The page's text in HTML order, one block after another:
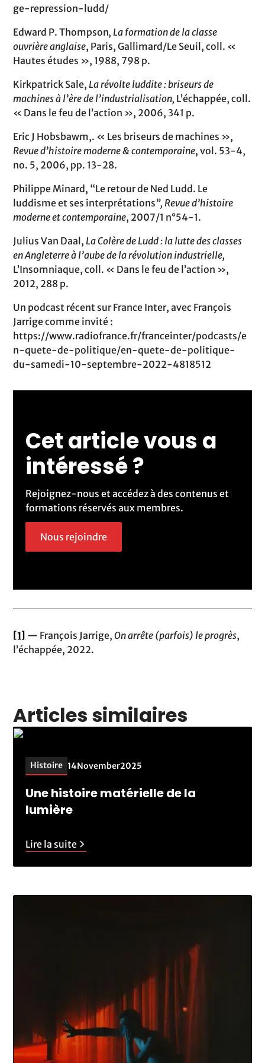
ge-repression-ludd/
Edward P. Thompson, La formation de la classe
ouvrière anglaise, Paris, Gallimard/Le Seuil, coll. «
Hautes études », 1988, 798 p.
Kirkpatrick Sale, La révolte luddite : briseurs de
machines à l’ère de l’industrialisation, L’échappée, coll.
« Dans le feu de l’action », 2006, 341 p.
Eric J Hobsbawm,. « Les briseurs de machines »,
Revue d’histoire moderne & contemporaine, vol. 53-4,
no. 5, 2006, pp. 13-28.
Philippe Minard, “Le retour de Ned Ludd. Le
luddisme et ses interprétations”, Revue d’histoire
moderne et contemporaine, 2007/1 n°54-1.
Julius Van Daal, La Colère de Ludd : la lutte des classes
en Angleterre à l’aube de la révolution industrielle,
L’Insomniaque, coll. « Dans le feu de l’action »,
2012, 288 p.
Un podcast récent sur France Inter, avec François
Jarrige comme invité :
https://www.radiofrance.fr/franceinter/podcasts/e
n-quete-de-politique/en-quete-de-politique-
du-samedi-10-septembre-2022-4818512
Cet article vous a
intéressé ?
Rejoignez-nous et accédez à des contenus et
formations réservés aux membres.
Nous rejoindre
[1] — François Jarrige,On arrête (parfois) le progrès,
l’échappée, 2022.
Articles similaires
Histoire 14November2025
Une histoire matérielle de la
lumière
Lire la suite